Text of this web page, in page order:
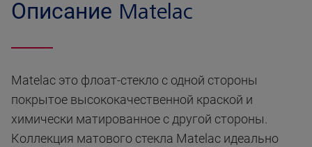
Описание Matelac
Matelac это флоат-стекло с одной стороны
покрытое высококачественной краской и
химически матированное с другой стороны.
Коллекция матового стекла Matelac идеально